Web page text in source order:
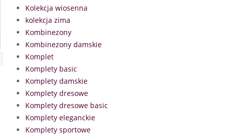
Kolekcja wiosenna
kolekcja zima
Kombinezony
Kombinezony damskie
Komplet
Komplety basic
Komplety damskie
Komplety dresowe
Komplety dresowe basic
Komplety eleganckie
Komplety sportowe